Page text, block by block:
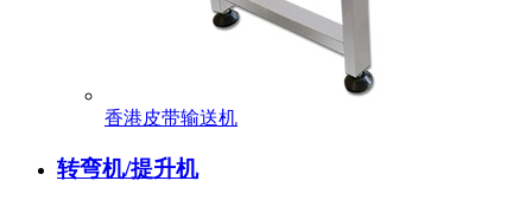
香港皮带输送机
转弯机/提升机